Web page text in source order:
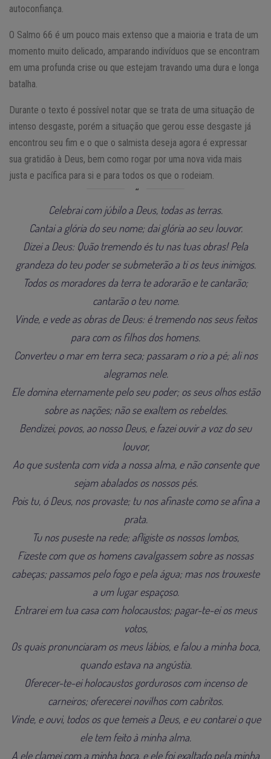
autoconfiança.
O Salmo 66 é um pouco mais extenso que a maioria e trata de um
momento muito delicado, amparando indivíduos que se encontram
em uma profunda crise ou que estejam travando uma dura e longa
batalha.
Durante o texto é possível notar que se trata de uma situação de
intenso desgaste, porém a situação que gerou esse desgaste já
encontrou seu fim e o que o salmista deseja agora é expressar
sua gratidão à Deus, bem como rogar por uma nova vida mais
justa e pacífica para si e para todos os que o rodeiam.
Celebrai com júbilo a Deus, todas as terras.
Cantai a glória do seu nome; dai glória ao seu louvor.
Dizei a Deus: Quão tremendo és tu nas tuas obras! Pela
grandeza do teu poder se submeterão a ti os teus inimigos.
Todos os moradores da terra te adorarão e te cantarão;
cantarão o teu nome.
Vinde, e vede as obras de Deus: é tremendo nos seus feitos
para com os filhos dos homens.
Converteu o mar em terra seca; passaram o rio a pé; ali nos
alegramos nele.
Ele domina eternamente pelo seu poder; os seus olhos estão
sobre as nações; não se exaltem os rebeldes.
Bendizei, povos, ao nosso Deus, e fazei ouvir a voz do seu
louvor,
Ao que sustenta com vida a nossa alma, e não consente que
sejam abalados os nossos pés.
Pois tu, ó Deus, nos provaste; tu nos afinaste como se afina a
prata.
Tu nos puseste na rede; afligiste os nossos lombos,
Fizeste com que os homens cavalgassem sobre as nossas
cabeças; passamos pelo fogo e pela água; mas nos trouxeste
a um lugar espaçoso.
Entrarei em tua casa com holocaustos; pagar-te-ei os meus
votos,
Os quais pronunciaram os meus lábios, e falou a minha boca,
quando estava na angústia.
Oferecer-te-ei holocaustos gordurosos com incenso de
carneiros; oferecerei novilhos com cabritos.
Vinde, e ouvi, todos os que temeis a Deus, e eu contarei o que
ele tem feito à minha alma.
A ele clamei com a minha boca, e ele foi exaltado pela minha